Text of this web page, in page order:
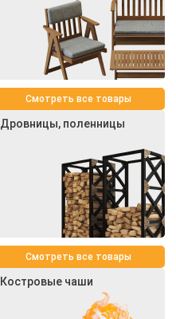
Смотреть все товары
Дровницы, поленницы
Смотреть все товары
Костровые чаши